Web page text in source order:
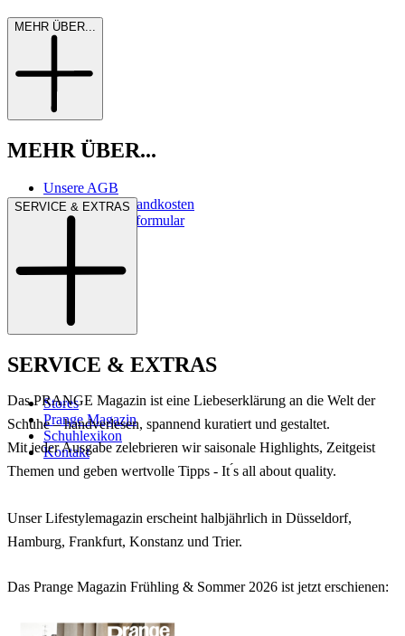
MEHR ÜBER...
MEHR ÜBER...
Unsere AGB
Liefer- und Versandkosten
Widerrufsrecht/-formular
SERVICE & EXTRAS
SERVICE & EXTRAS
Stores
Prange Magazin
Schuhlexikon
Kontakt
Das PRANGE Magazin ist eine Liebeserklärung an die Welt der
Schuhe – handverlesen, spannend kuratiert und gestaltet.
Mit jeder Ausgabe zelebrieren wir saisonale Highlights, Zeitgeist
Themen und geben wertvolle Tipps - It ́s all about quality.
Unser Lifestylemagazin erscheint halbjährlich in Düsseldorf,
Hamburg, Frankfurt, Konstanz und Trier.
Das Prange Magazin Frühling & Sommer 2026 ist jetzt erschienen: